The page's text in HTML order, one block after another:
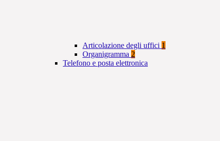
Articolazione degli uffici 1
Organigramma 2
Telefono e posta elettronica